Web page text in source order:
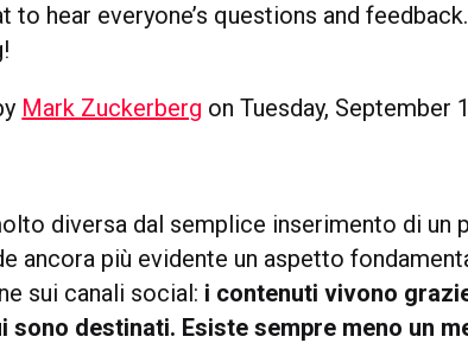
to hear everyone’s questions and
Mark Zuckerberg on Tuesday, September
diversa dal semplice inserimento di un
ancora più evidente un aspetto
sui canali social: i contenuti vivono
sono destinati. Esiste sempre meno un